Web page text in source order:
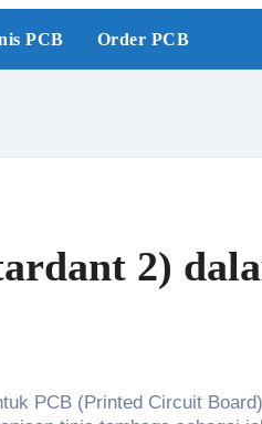
PCB Order PCB
2)
PCB (Printed Circuit